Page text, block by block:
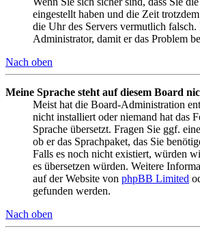
eingestellt haben und die Zeit
die Uhr des Servers vermutlich
Administrator, damit er das Problem
Nach oben
Meine Sprache steht auf diesem Board
Meist hat die Board-Administration
nicht installiert oder niemand hat das
Sprache übersetzt. Fragen Sie ggf.
ob er das Sprachpaket, das Sie
Falls es noch nicht existiert, würden
es übersetzen würden. Weitere
auf der Website von phpBB Limited
gefunden werden.
Nach oben